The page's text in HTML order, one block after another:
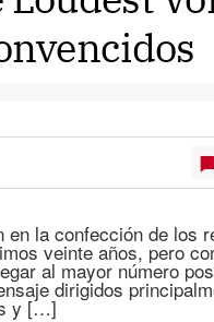
la confección de los
veinte años, pero
al mayor número
dirigidos
y […]